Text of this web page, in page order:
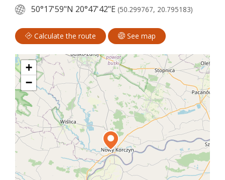
50°17'59"N 20°47'42"E (50.299767, 20.795183)
Calculate the route See map
+
−